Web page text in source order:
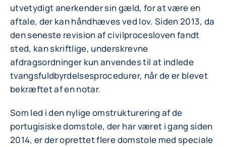
utvetydigt anerkender sin gæld, for at være en
aftale, der kan håndhæves ved lov. Siden 2013, da
den seneste revision af civilprocesloven fandt
sted, kan skriftlige, underskrevne
afdragsordninger kun anvendes til at indlede
tvangsfuldbyrdelsesprocedurer, når de er blevet
bekræftet af en notar.
Som led i den nylige omstrukturering af de
portugisiske domstole, der har været i gang siden
2014, er der oprettet flere domstole med speciale